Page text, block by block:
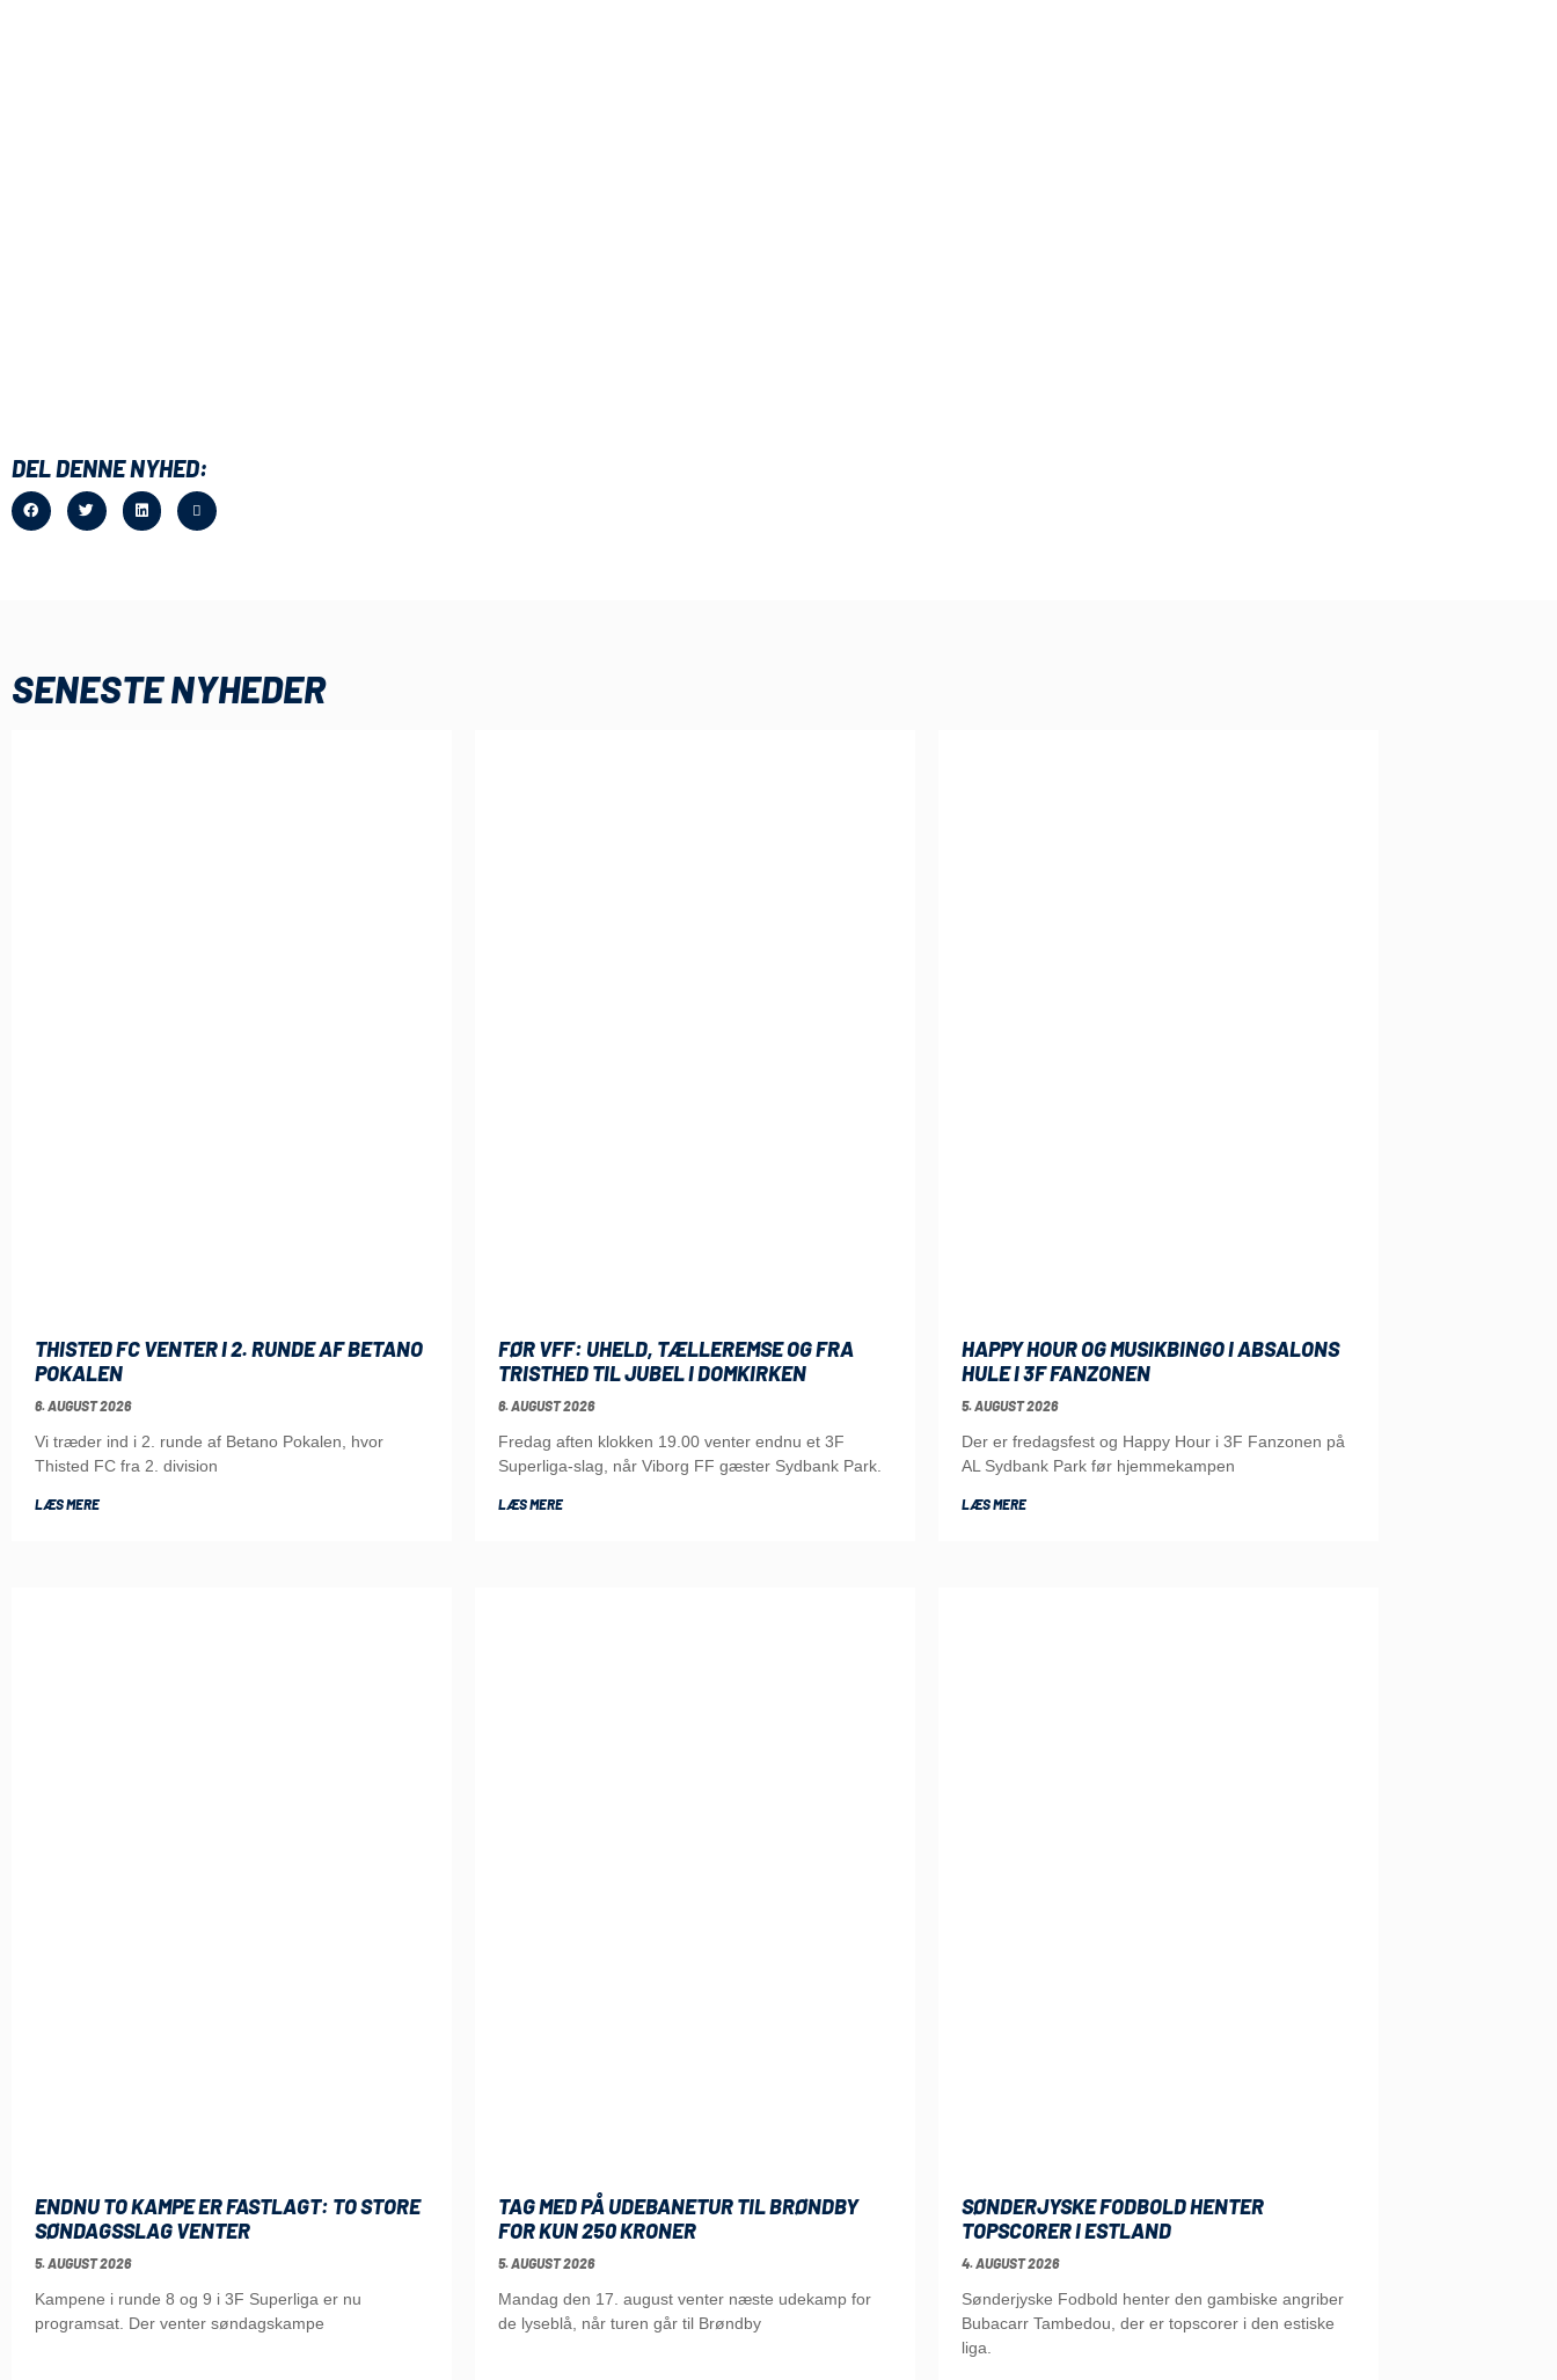
DEL DENNE NYHED:
SENESTE NYHEDER
THISTED FC VENTER I 2. RUNDE AF BETANO
POKALEN
6. AUGUST 2026
Vi træder ind i 2. runde af Betano Pokalen, hvor
Thisted FC fra 2. division
LÆS MERE
FØR VFF: UHELD, TÆLLEREMSE OG FRA
TRISTHED TIL JUBEL I DOMKIRKEN
6. AUGUST 2026
Fredag aften klokken 19.00 venter endnu et 3F
Superliga-slag, når Viborg FF gæster Sydbank Park.
LÆS MERE
HAPPY HOUR OG MUSIKBINGO I ABSALONS
HULE I 3F FANZONEN
5. AUGUST 2026
Der er fredagsfest og Happy Hour i 3F Fanzonen på
AL Sydbank Park før hjemmekampen
LÆS MERE
ENDNU TO KAMPE ER FASTLAGT: TO STORE
SØNDAGSSLAG VENTER
5. AUGUST 2026
Kampene i runde 8 og 9 i 3F Superliga er nu
programsat. Der venter søndagskampe
TAG MED PÅ UDEBANETUR TIL BRØNDBY
FOR KUN 250 KRONER
5. AUGUST 2026
Mandag den 17. august venter næste udekamp for
de lyseblå, når turen går til Brøndby
SØNDERJYSKE FODBOLD HENTER
TOPSCORER I ESTLAND
4. AUGUST 2026
Sønderjyske Fodbold henter den gambiske angriber
Bubacarr Tambedou, der er topscorer i den estiske
liga.